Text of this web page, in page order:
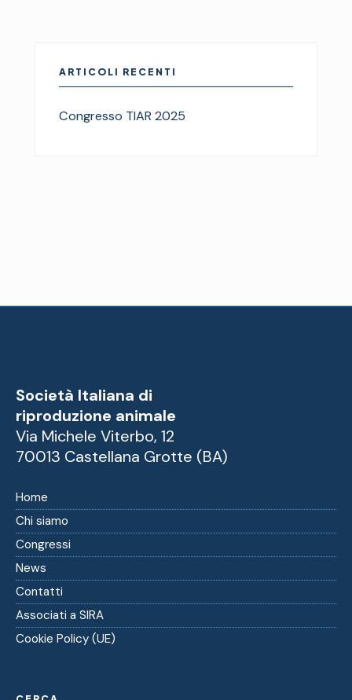
ARTICOLI RECENTI
Congresso TIAR 2025
Società Italiana di
riproduzione animale
Via Michele Viterbo, 12
70013 Castellana Grotte (BA)
Home
Chi siamo
Congressi
News
Contatti
Associati a SIRA
Cookie Policy (UE)